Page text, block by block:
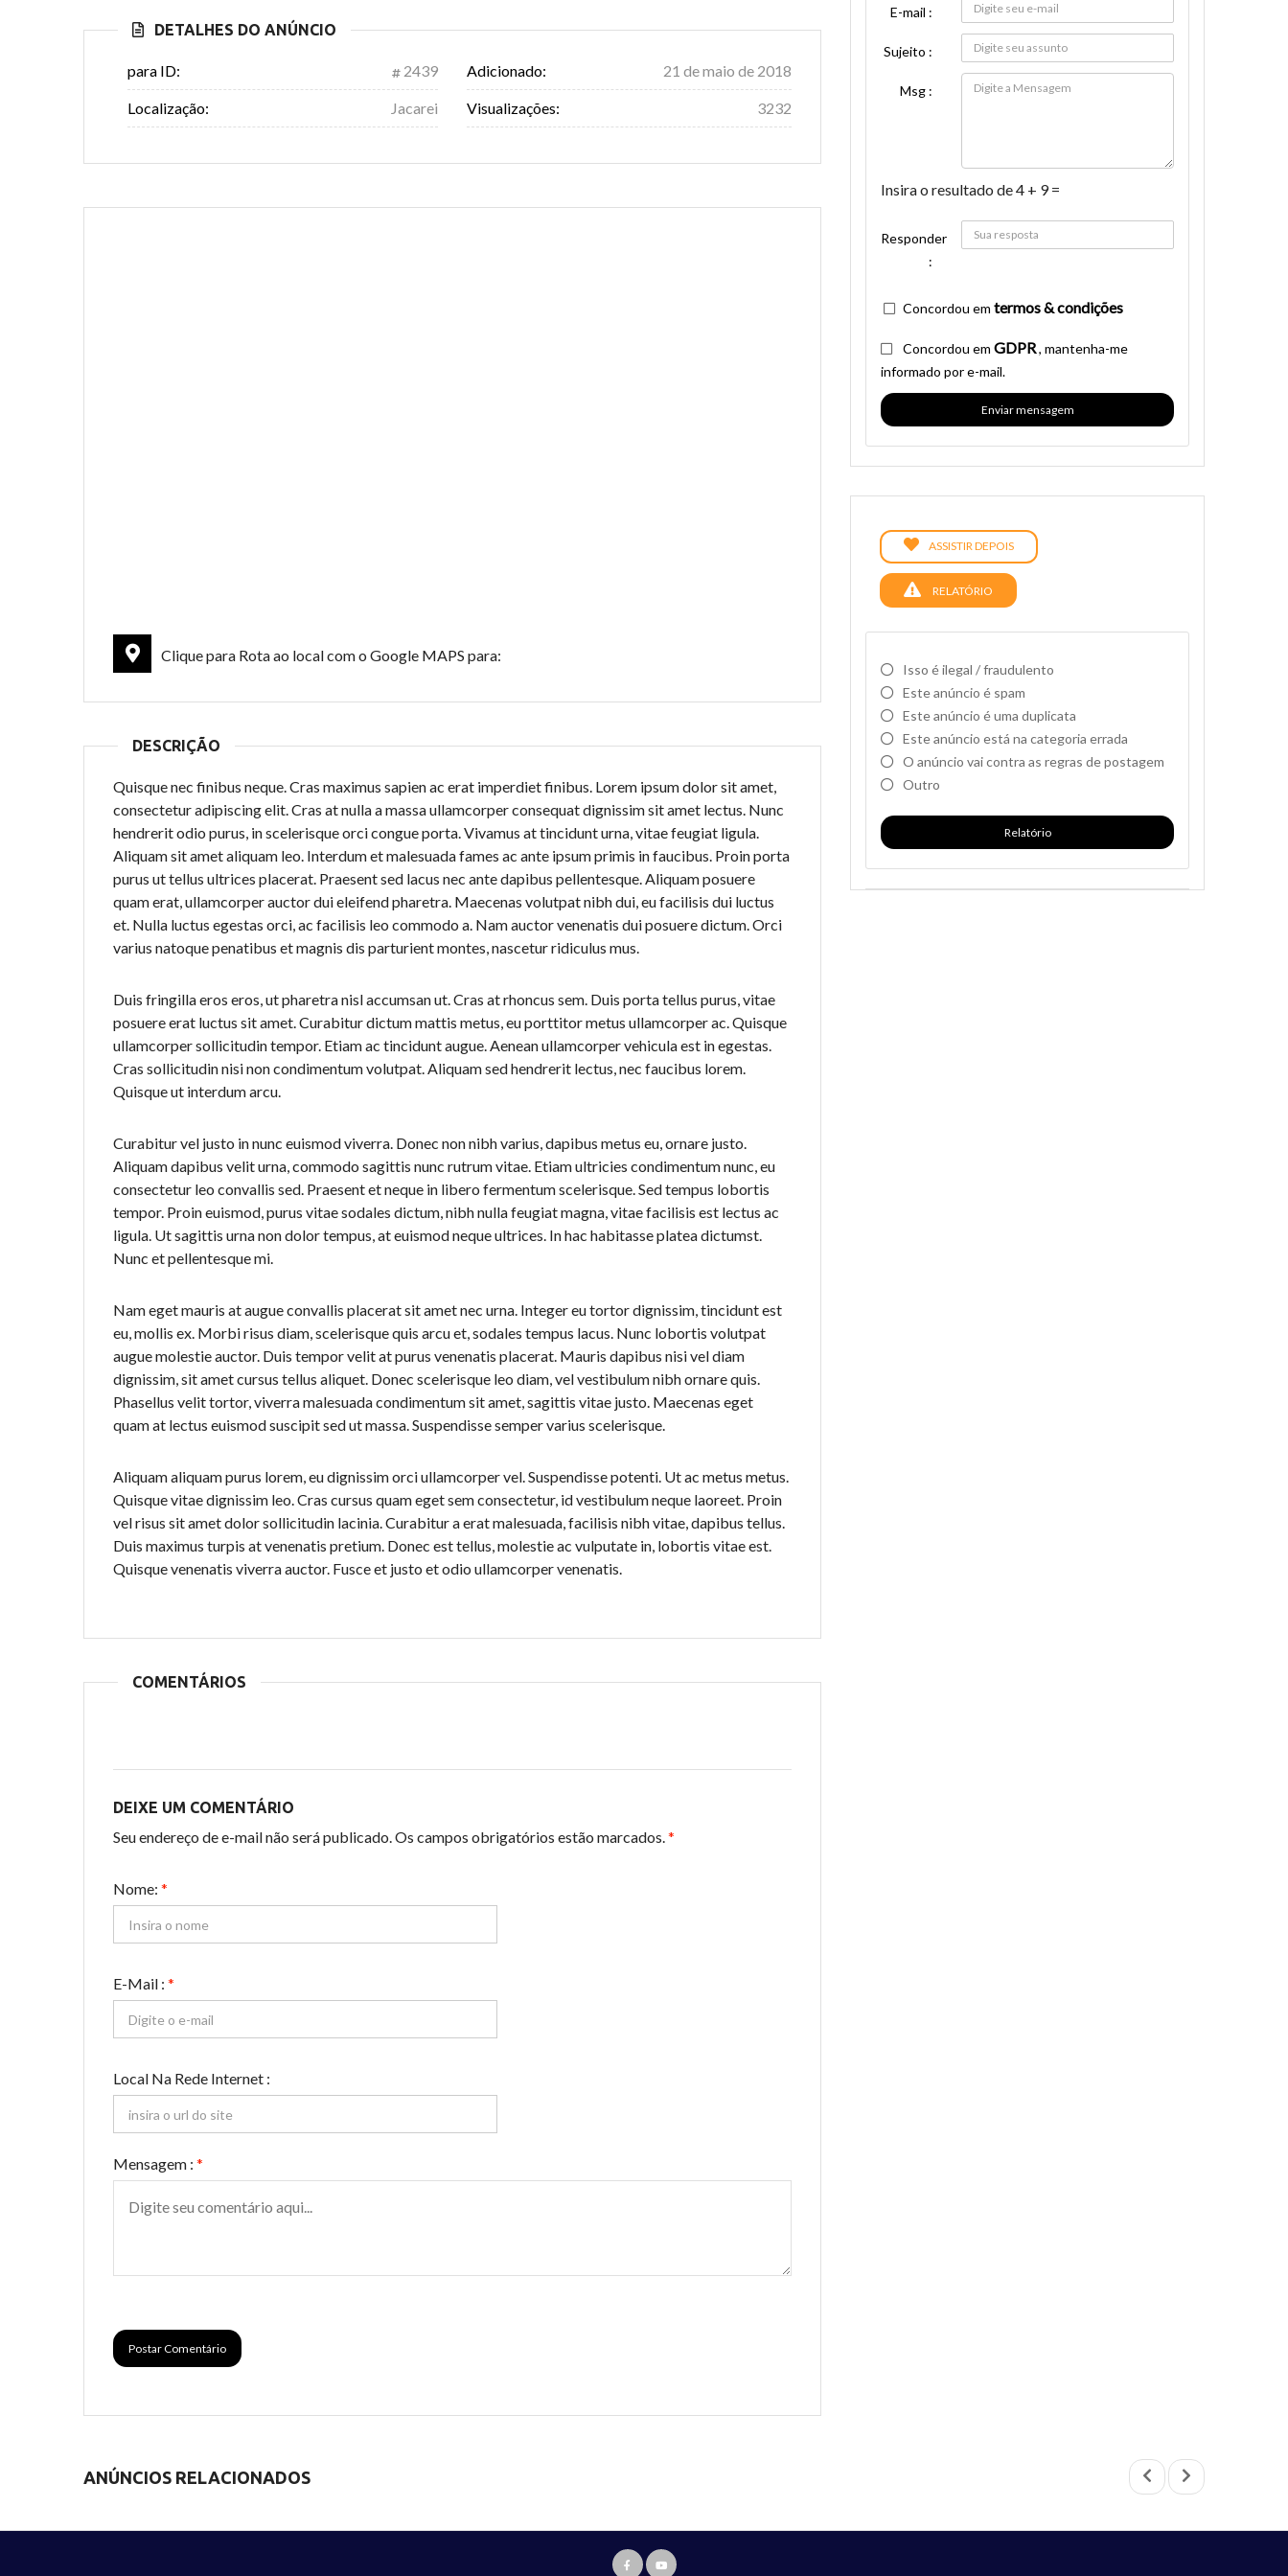
DETALHES DO ANÚNCIO
para ID: 2439 Adicionado: 21 de maio de 2018
Localização: Jacarei Visualizações: 3232
Clique para Rota ao local com o Google MAPS para:
DESCRIÇÃO
Quisque nec finibus neque. Cras maximus sapien ac erat imperdiet finibus. Lorem ipsum dolor sit amet,
consectetur adipiscing elit. Cras at nulla a massa ullamcorper consequat dignissim sit amet lectus. Nunc
hendrerit odio purus, in scelerisque orci congue porta. Vivamus at tincidunt urna, vitae feugiat ligula.
Aliquam sit amet aliquam leo. Interdum et malesuada fames ac ante ipsum primis in faucibus. Proin porta
purus ut tellus ultrices placerat. Praesent sed lacus nec ante dapibus pellentesque. Aliquam posuere
quam erat, ullamcorper auctor dui eleifend pharetra. Maecenas volutpat nibh dui, eu facilisis dui luctus
et. Nulla luctus egestas orci, ac facilisis leo commodo a. Nam auctor venenatis dui posuere dictum. Orci
varius natoque penatibus et magnis dis parturient montes, nascetur ridiculus mus.
Duis fringilla eros eros, ut pharetra nisl accumsan ut. Cras at rhoncus sem. Duis porta tellus purus, vitae
posuere erat luctus sit amet. Curabitur dictum mattis metus, eu porttitor metus ullamcorper ac. Quisque
ullamcorper sollicitudin tempor. Etiam ac tincidunt augue. Aenean ullamcorper vehicula est in egestas.
Cras sollicitudin nisi non condimentum volutpat. Aliquam sed hendrerit lectus, nec faucibus lorem.
Quisque ut interdum arcu.
Curabitur vel justo in nunc euismod viverra. Donec non nibh varius, dapibus metus eu, ornare justo.
Aliquam dapibus velit urna, commodo sagittis nunc rutrum vitae. Etiam ultricies condimentum nunc, eu
consectetur leo convallis sed. Praesent et neque in libero fermentum scelerisque. Sed tempus lobortis
tempor. Proin euismod, purus vitae sodales dictum, nibh nulla feugiat magna, vitae facilisis est lectus ac
ligula. Ut sagittis urna non dolor tempus, at euismod neque ultrices. In hac habitasse platea dictumst.
Nunc et pellentesque mi.
Nam eget mauris at augue convallis placerat sit amet nec urna. Integer eu tortor dignissim, tincidunt est
eu, mollis ex. Morbi risus diam, scelerisque quis arcu et, sodales tempus lacus. Nunc lobortis volutpat
augue molestie auctor. Duis tempor velit at purus venenatis placerat. Mauris dapibus nisi vel diam
dignissim, sit amet cursus tellus aliquet. Donec scelerisque leo diam, vel vestibulum nibh ornare quis.
Phasellus velit tortor, viverra malesuada condimentum sit amet, sagittis vitae justo. Maecenas eget
quam at lectus euismod suscipit sed ut massa. Suspendisse semper varius scelerisque.
Aliquam aliquam purus lorem, eu dignissim orci ullamcorper vel. Suspendisse potenti. Ut ac metus metus.
Quisque vitae dignissim leo. Cras cursus quam eget sem consectetur, id vestibulum neque laoreet. Proin
vel risus sit amet dolor sollicitudin lacinia. Curabitur a erat malesuada, facilisis nibh vitae, dapibus tellus.
Duis maximus turpis at venenatis pretium. Donec est tellus, molestie ac vulputate in, lobortis vitae est.
Quisque venenatis viverra auctor. Fusce et justo et odio ullamcorper venenatis.
COMENTÁRIOS
DEIXE UM COMENTÁRIO
Seu endereço de e-mail não será publicado. Os campos obrigatórios estão marcados.*
Nome: *
E-Mail : *
Local Na Rede Internet :
Mensagem : *
Postar Comentário
E-mail :
Sujeito :
Msg :
Insira o resultado de 4 + 9 =
Responder
:
Concordou em termos & condições
Concordou em GDPR, mantenha-me
informado por e-mail.
Enviar mensagem
ASSISTIR DEPOIS
RELATÓRIO
Isso é ilegal / fraudulento
Este anúncio é spam
Este anúncio é uma duplicata
Este anúncio está na categoria errada
O anúncio vai contra as regras de postagem
Outro
Relatório
ANÚNCIOS RELACIONADOS